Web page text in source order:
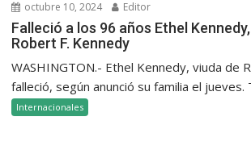
octubre 10, 2024 Editor
Falleció a los 96 años Ethel
Robert F. Kennedy
WASHINGTON.- Ethel Kennedy, viuda de
falleció, según anunció su familia el jueves.
Internacionales